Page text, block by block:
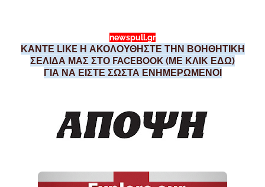
newspull.gr
ΚΑΝΤΕ LIKE Η ΑΚΟΛΟΥΘΗΣΤΕ ΤΗΝ ΒΟΗΘΗΤΙΚΗ
ΣΕΛΙΔΑ ΜΑΣ ΣΤΟ FACEBOOK (ΜΕ ΚΛΙΚ ΕΔΩ)
ΓΙΑ ΝΑ ΕΙΣΤΕ ΣΩΣΤΑ ΕΝΗΜΕΡΩΜΕΝΟΙ